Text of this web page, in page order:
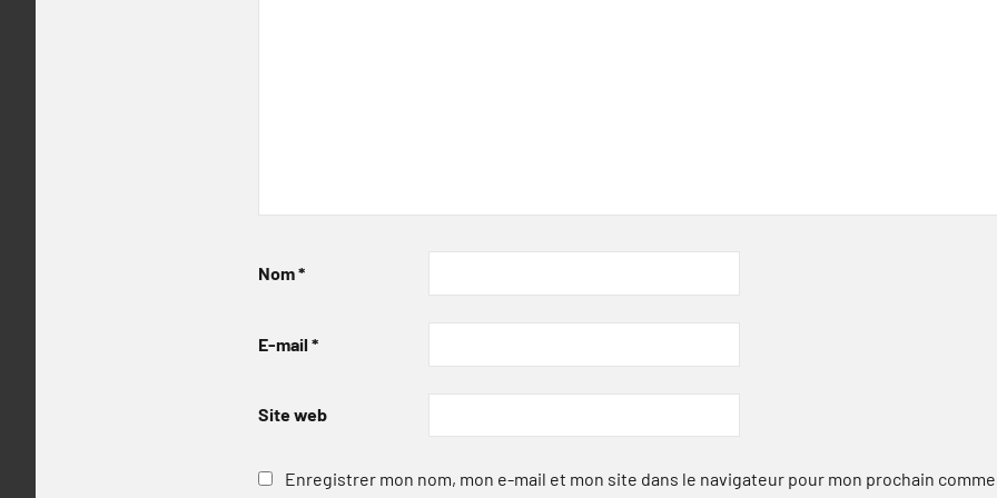
Nom*
E-mail *
Site web
Enregistrer mon nom, mon e-mail et mon site dans le navigateur pour mon prochain